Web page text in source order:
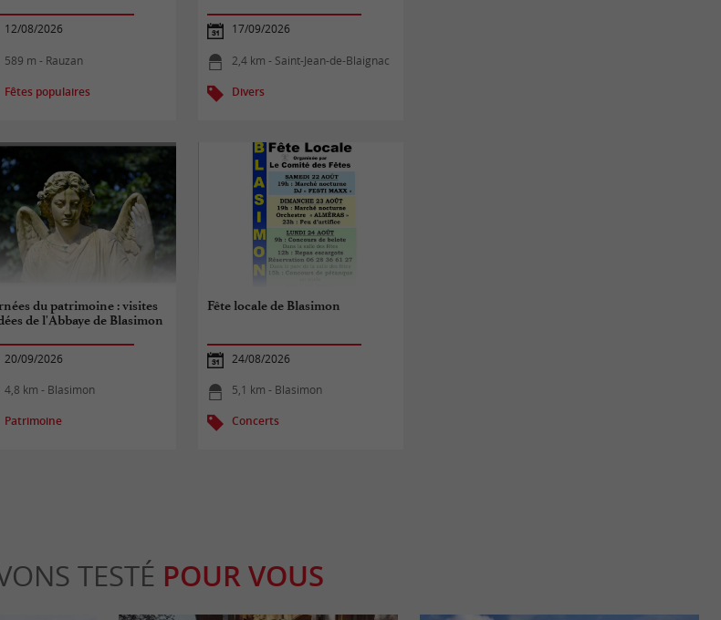
12/08/2026
589 m - Rauzan
Fêtes populaires
17/09/2026
2,4 km - Saint-Jean-de-Blaignac
Divers
du patrimoine : visites
de l'Abbaye de Blasimon
20/09/2026
4,8 km - Blasimon
Patrimoine
Fête locale de Blasimon
24/08/2026
5,1 km - Blasimon
Concerts
TESTÉ POUR VOUS